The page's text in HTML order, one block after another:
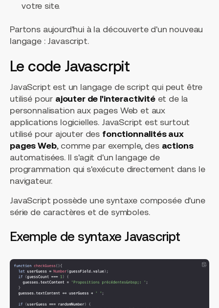
votre site.
Partons aujourd'hui à la découverte d'un nouveau
langage : Javascript.
Le code Javascrpit
JavaScript est un langage de script qui peut être
utilisé pour ajouter de l'interactivitéet de la
personnalisation aux pages Web et aux
applications logicielles. JavaScript est surtout
utilisé pour ajouter des fonctionnalités aux
pages Web, comme par exemple, des actions
automatisées. Il s'agit d'un langage de
programmation qui s'exécute directement dans le
navigateur.
JavaScript possède une syntaxe composée d'une
série de caractères et de symboles.
Exemple de syntaxe Javascript